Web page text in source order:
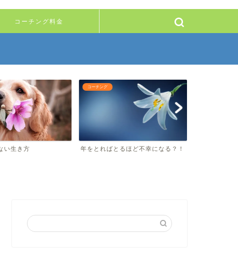
コーチング料金
い生き方
コーチング
年をとればとるほど不幸になる？！